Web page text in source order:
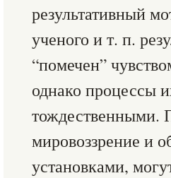
результативный
ученого и т. п.
“помечен”
однако процессы
тождественными.
мировоззрение и
установками,